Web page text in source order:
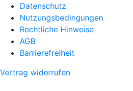
Datenschutz
Nutzungsbedingungen
Rechtliche Hinweise
AGB
Barrierefreiheit
Vertrag widerrufen